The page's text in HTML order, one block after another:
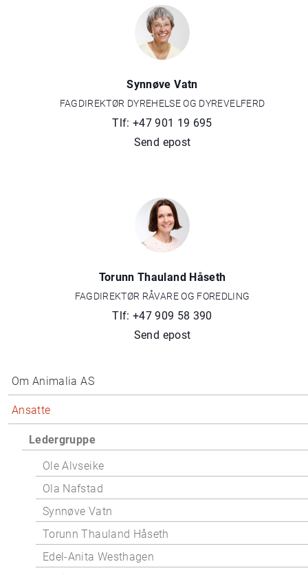
Synnøve Vatn
FAGDIREKTØR DYREHELSE OG DYREVELFERD
Tlf: +47 901 19 695
Send epost
Torunn Thauland Håseth
FAGDIREKTØR RÅVARE OG FOREDLING
Tlf: +47 909 58 390
Send epost
Om Animalia AS
Ansatte
Ledergruppe
Ole Alvseike
Ola Nafstad
Synnøve Vatn
Torunn Thauland Håseth
Edel-Anita Westhagen